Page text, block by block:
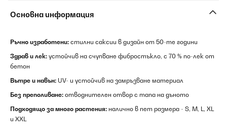
Основна информация
Ръчно изработени: стилни саксии в дизайн от 50-те години
Здрав и лек: устойчив на счупване фибростъкло, с 70 % по-лек от
бетон
Вътре и навън: UV- и устойчив на замръзване материал
Без преполиване: отводнителен отвор с тапа на дъното
Подходящо за много растения: налично в пет размера - S, M, L, XL
и XXL